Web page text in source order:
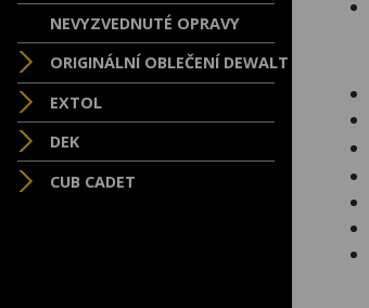
NEVYZVEDNUTÉ OPRAVY
ORIGINÁLNÍ OBLEČENÍ DEWALT
EXTOL
DEK
CUB CADET